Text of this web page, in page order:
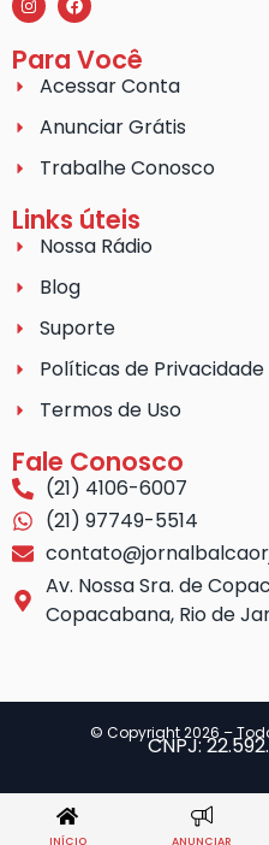
Para Você
Acessar Conta
Anunciar Grátis
Trabalhe Conosco
Links úteis
Nossa Rádio
Blog
Suporte
Políticas de Privacidade
Termos de Uso
Fale Conosco
(21) 4106-6007
(21) 97749-5514
Av. Nossa Sra. de
Copacabana, Rio de
© Copyright 2026 –
CNPJ:
INÍCIO ANUNCIAR